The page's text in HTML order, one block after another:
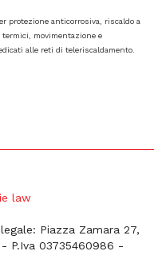
protezione anticorrosiva, riscaldo a
movimentazione e
alle reti di teleriscaldamento.
law
Piazza Zamara 27,
P.Iva 03735460986 -